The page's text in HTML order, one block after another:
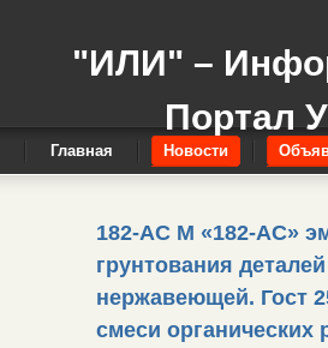
"ИЛИ" –
Портал
Главная Новости
182-АС М «182-АС»
грунтования
нержавеющей. Гост
смеси органических